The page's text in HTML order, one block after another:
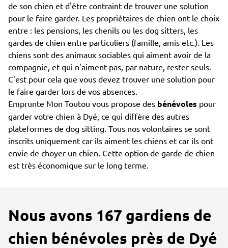
de son chien et d'être contraint de trouver une solution
pour le faire garder. Les propriétaires de chien ont le choix
entre : les pensions, les chenils ou les dog sitters, les
gardes de chien entre particuliers (famille, amis etc.). Les
chiens sont des animaux sociables qui aiment avoir de la
compagnie, et qui n'aiment pas, par nature, rester seuls.
C'est pour cela que vous devez trouver une solution pour
le faire garder lors de vos absences.
Emprunte Mon Toutou vous propose des bénévoles pour
garder votre chien à Dyé, ce qui diffère des autres
plateformes de dog sitting. Tous nos volontaires se sont
inscrits uniquement car ils aiment les chiens et car ils ont
envie de choyer un chien. Cette option de garde de chien
est très économique sur le long terme.
Nous avons 167 gardiens de
chien bénévoles près de Dyé